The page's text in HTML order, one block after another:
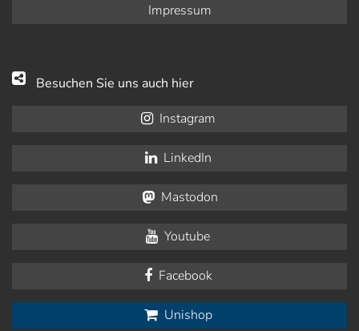
Impressum
Besuchen Sie uns auch hier
Instagram
LinkedIn
Mastodon
Youtube
Facebook
Unishop